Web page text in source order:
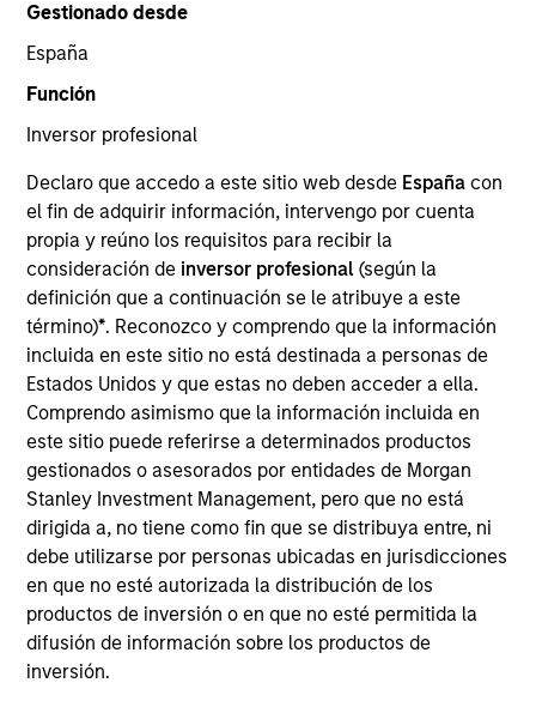
Gestionado desde
España
Función
Inversor profesional
Declaro que accedo a este sitio web desde España con
el fin de adquirir información, intervengo por cuenta
propia y reúno los requisitos para recibir la
consideración de inversor profesional(según la
definición que a continuación se le atribuye a este
término)*. Reconozco y comprendo que la información
incluida en este sitio no está destinada a personas de
Estados Unidos y que estas no deben acceder a ella.
Comprendo asimismo que la información incluida en
este sitio puede referirse a determinados productos
gestionados o asesorados por entidades de Morgan
Stanley Investment Management, pero que no está
dirigida a, no tiene como fin que se distribuya entre, ni
debe utilizarse por personas ubicadas en jurisdicciones
en que no esté autorizada la distribución de los
productos de inversión o en que no esté permitida la
difusión de información sobre los productos de
inversión.
COUNTRY
United States
Invested on
Apr 2023
Transaction Type
Founder Recapitalization
RowCal is a provider of outsourced homeowner
association (HOA) property management services,
offering a comprehensive solution to better manage
and maintain HOA communities. The company’s
differentiated approach, which leverages advanced
technology and an integrated care team to enhance
the customer experience, has enabled RowCal to
emerge as a leading and trusted provider in the
space since inception in 2018.
View Current Employment Opportunities